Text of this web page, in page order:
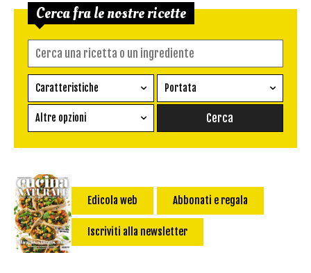
Cerca fra le nostre ricette
Caratteristiche
Ricetta vegetariana
Senza glutine
senza uova
Vegan
Portata
Conserva
Pane
Primo
Salsa
Altre opzioni
Impatto Glicemico:
Calorie max (kcal):
Edicola web Abbonati e regala
Iscriviti alla newsletter